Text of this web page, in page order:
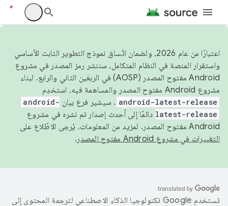
اعتبارًا من عام 2026، ولضمان اتّساق نموذج التطوير الثابت الأساسي
واستقرار المنصة في النظام المتكامل، سننشر رمز المصدر في مشروع
Android مفتوح المصدر (AOSP) في الربعَين الثاني والرابع. لبناء
مشروع Android مفتوح المصدر والمساهمة فيه، استخدِم
android-latest-release . سيشير فرع بيان android-
latest-release دائمًا إلى أحدث إصدار تم نشره في مشروع
Android مفتوح المصدر. لمزيد من المعلومات، يُرجى الاطّلاع على
التغييرات في مشروع Android مفتوح المصدر
.
تستخدم Google تكنولوجيا الذكاء الاصطناعي لترجمة المحتوى إلى